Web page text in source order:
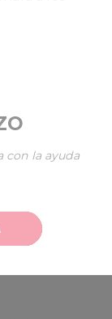
partners who
con la ayuda